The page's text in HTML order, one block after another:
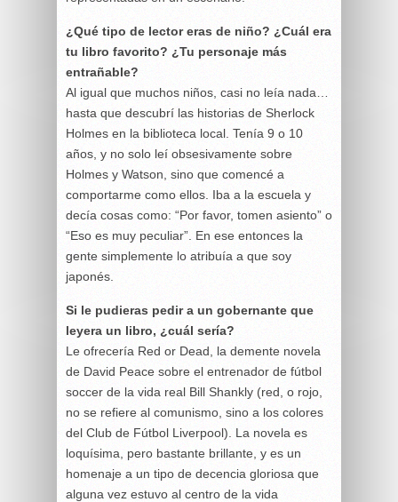
¿Qué tipo de lector eras de niño? ¿Cuál era
tu libro favorito? ¿Tu personaje más
entrañable?
Al igual que muchos niños, casi no leía nada…
hasta que descubrí las historias de Sherlock
Holmes en la biblioteca local. Tenía 9 o 10
años, y no solo leí obsesivamente sobre
Holmes y Watson, sino que comencé a
comportarme como ellos. Iba a la escuela y
decía cosas como: “Por favor, tomen asiento” o
“Eso es muy peculiar”. En ese entonces la
gente simplemente lo atribuía a que soy
japonés.
Si le pudieras pedir a un gobernante que
leyera un libro, ¿cuál sería?
Le ofrecería Red or Dead, la demente novela
de David Peace sobre el entrenador de fútbol
soccer de la vida real Bill Shankly (red, o rojo,
no se refiere al comunismo, sino a los colores
del Club de Fútbol Liverpool). La novela es
loquísima, pero bastante brillante, y es un
homenaje a un tipo de decencia gloriosa que
alguna vez estuvo al centro de la vida